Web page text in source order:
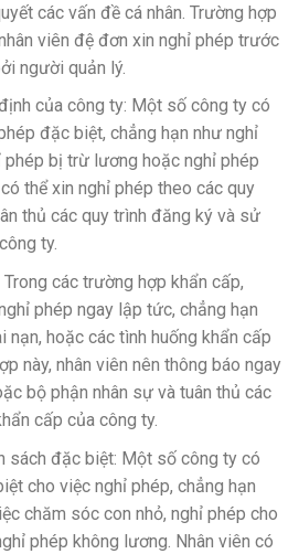
các vấn đề cá nhân. Trường hợp
viên đệ đơn xin nghỉ phép trước
người quản lý.
của công ty: Một số công ty có
đặc biệt, chẳng hạn như nghỉ
phép bị trừ lương hoặc nghỉ phép
thể xin nghỉ phép theo các quy
thủ các quy trình đăng ký và sử
ty.
các trường hợp khẩn cấp,
phép ngay lập tức, chẳng hạn
nạn, hoặc các tình huống khẩn cấp
này, nhân viên nên thông báo ngay
bộ phận nhân sự và tuân thủ các
cấp của công ty.
sách đặc biệt: Một số công ty có
cho việc nghỉ phép, chẳng hạn
chăm sóc con nhỏ, nghỉ phép cho
phép không lương. Nhân viên có